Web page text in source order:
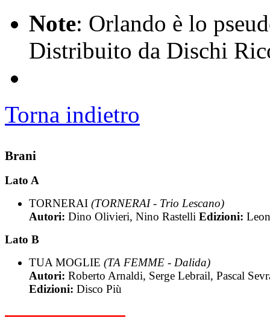
Note: Orlando è lo
Distribuito da Dischi
Torna indietro
Brani
Lato A
TORNERAI (TORNERAI - Trio Lescano)
Autori: Dino Olivieri, Nino Rastelli Edizioni:
Lato B
TUA MOGLIE (TA FEMME - Dalida)
Autori: Roberto Arnaldi, Serge Lebrail, Pascal
Edizioni: Disco Più